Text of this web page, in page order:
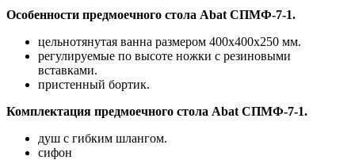
Особенности предмоечного стола Abat СПМФ-7-1.
цельнотянутая ванна размером 400x400x250 мм.
регулируемые по высоте ножки с резиновыми
вставками.
пристенный бортик.
Комплектация предмоечного стола Abat СПМФ-7-1.
душ с гибким шлангом.
сифон